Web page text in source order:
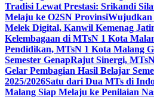
Tradisi Lewat Prestasi: Srikandi
Melaju ke O2SN ProvinsiWujudkan
Melek Digital, Kanwil Kemenag
Kelembagaan di MTsN 1 Kota
Pendidikan, MTsN 1 Kota Malang
Semester GenapRajut Sinergi,
Gelar Pembagian Hasil Belajar
2025/2026Satu dari Dua MTs di
Malang Siap Melaju ke Penilaian